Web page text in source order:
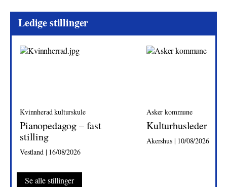
Ledige stillinger
Kvinnherad kulturskule
Pianopedagog – fast
stilling
Vestland | 16/08/2026
Asker kommune
Kulturhusleder
Akershus | 10/08/2026
Se alle stillinger